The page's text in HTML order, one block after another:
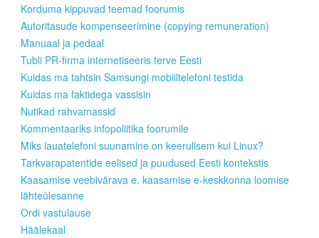
Korduma kippuvad teemad foorumis
Autoritasude kompenseerimine (copying remuneration)
Manuaal ja pedaal
Tubli PR-firma internetiseeris terve Eesti
Kuidas ma tahtsin Samsungi mobiiltelefoni testida
Kuidas ma faktidega vassisin
Nutikad rahvamassid
Kommentaariks infopoliitika foorumile
Miks lauatelefoni suunamine on keerulisem kui Linux?
Tarkvarapatentide eelised ja puudused Eesti kontekstis
Kaasamise veebivärava e. kaasamise e-keskkonna loomise
lähteülesanne
Ordi vastulause
Häälekaal